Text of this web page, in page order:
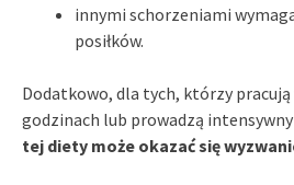
innymi schorzeniami
posiłków.
Dodatkowo, dla tych, którzy
godzinach lub prowadzą
tej diety może okazać się